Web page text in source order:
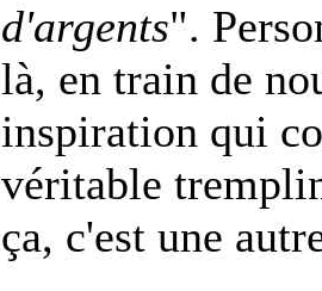
d'argents".
là, en train de
inspiration qui
véritable
ça, c'est une